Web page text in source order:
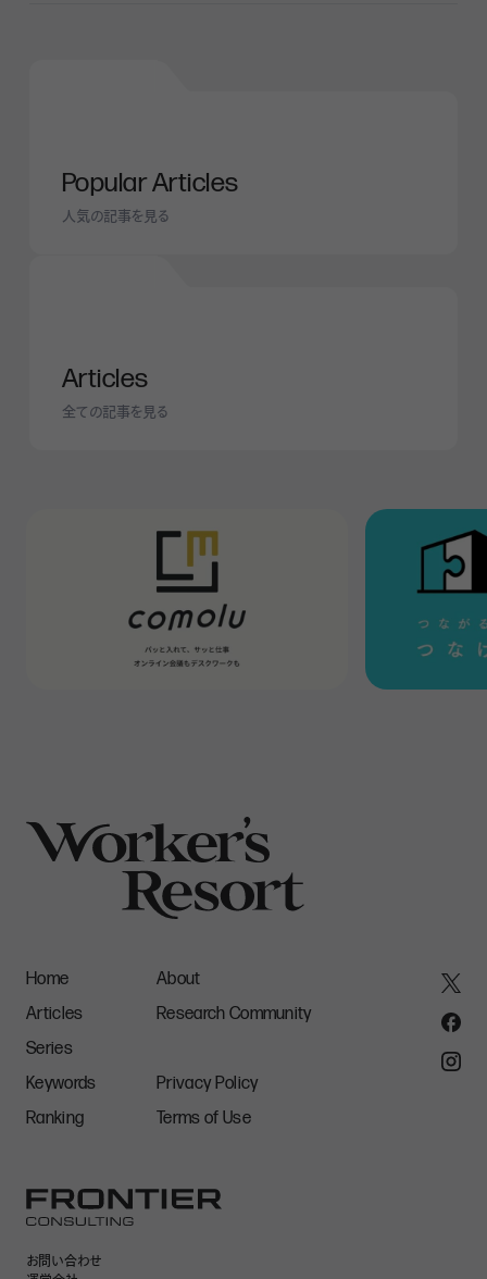
Popular Articles
人気の記事を見る
Articles
全ての記事を見る
Home
About
Articles
Research Community
Series
Keywords
Privacy Policy
Ranking
Terms of Use
お問い合わせ